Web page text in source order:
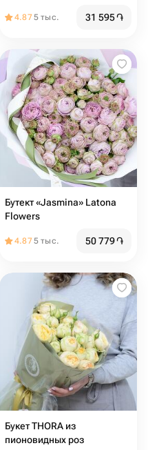
4.875 тыс. 31 595֏
Бутект «Jasmina» Latona
Flowers
4.875 тыс. 50 779֏
Букет THORA из
пионовидных роз